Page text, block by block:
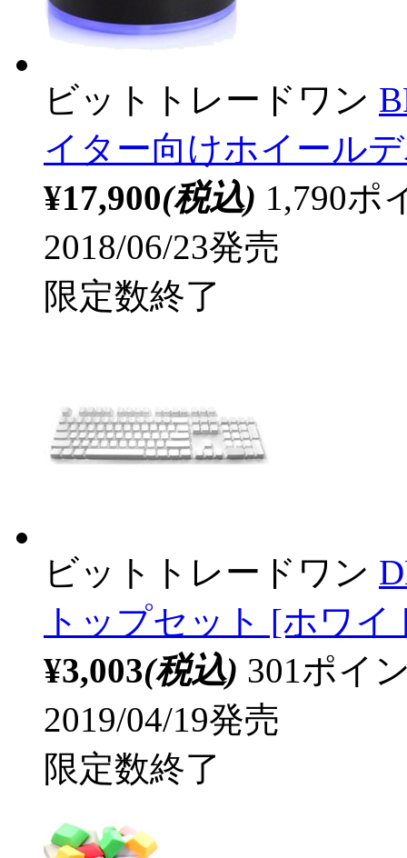
ビットトレードワン
イター向けホイール
¥17,900(税込) 1,790ポ
2018/06/23発売
限定数終了
ビットトレードワン
トップセット [ホワイ
¥3,003(税込) 301ポイ
2019/04/19発売
限定数終了